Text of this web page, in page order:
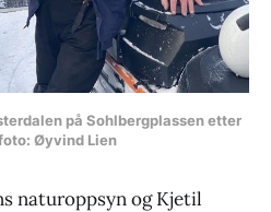
på Sohlbergplassen etter
Øyvind Lien
naturoppsyn og Kjetil